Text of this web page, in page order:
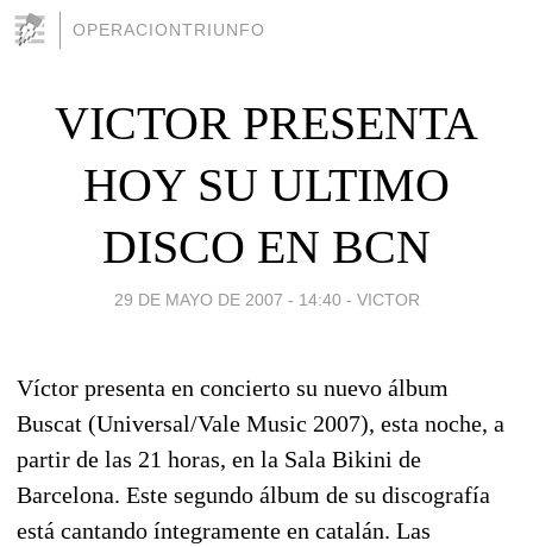
OPERACIONTRIUNFO
VICTOR PRESENTA
HOY SU ULTIMO
DISCO EN BCN
29 DE MAYO DE 2007 - 14:40 - VICTOR
Víctor presenta en concierto su nuevo álbum
Buscat (Universal/Vale Music 2007), esta noche, a
partir de las 21 horas, en la Sala Bikini de
Barcelona. Este segundo álbum de su discografía
está cantando íntegramente en catalán. Las